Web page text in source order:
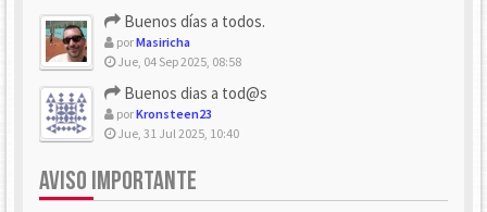
Buenos días a todos.
porMasiricha
Jue, 04 Sep 2025, 08:58
Buenos dias a tod@s
porKronsteen23
Jue, 31 Jul 2025, 10:40
AVISO IMPORTANTE